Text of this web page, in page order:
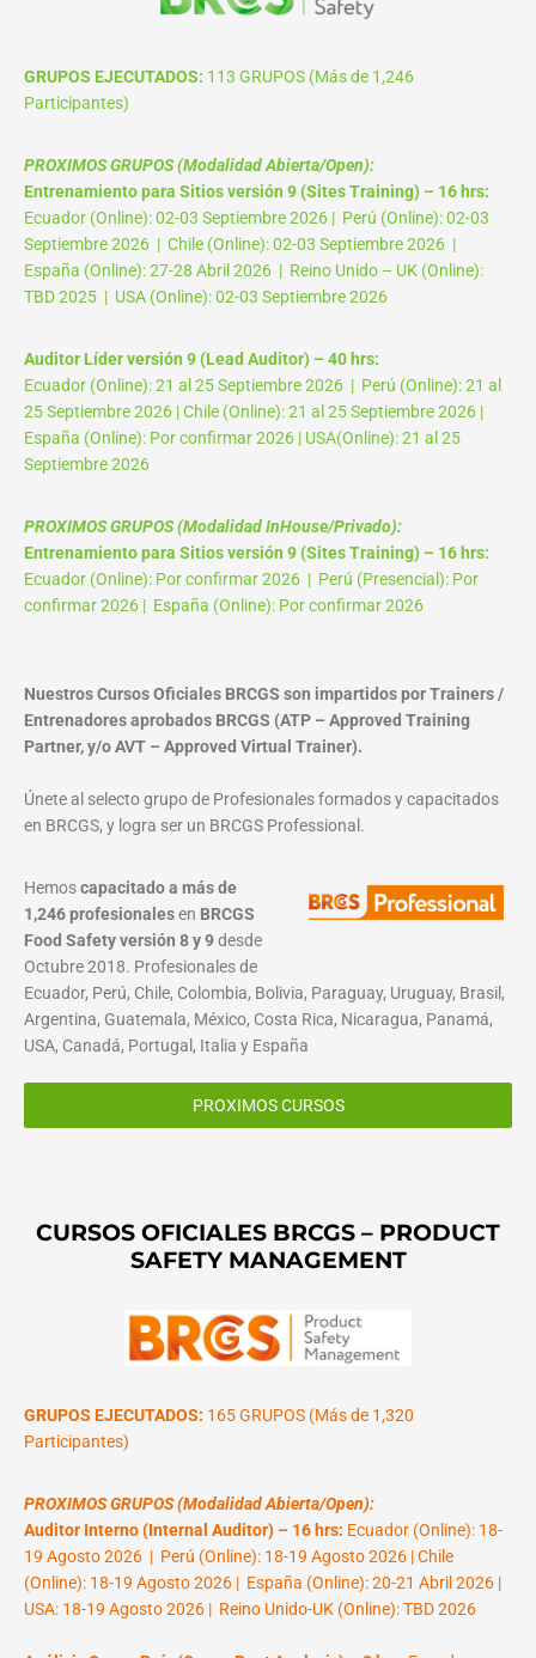
GRUPOS EJECUTADOS: 113 GRUPOS (Más de 1,246
Participantes)
PROXIMOS GRUPOS (Modalidad Abierta/Open):
Entrenamiento para Sitios versión 9 (Sites Training) – 16 hrs:
Ecuador (Online): 02-03 Septiembre 2026 | Perú (Online): 02-03
Septiembre 2026 | Chile (Online): 02-03 Septiembre 2026 |
España (Online): 27-28 Abril 2026 | Reino Unido – UK (Online):
TBD 2025 | USA (Online): 02-03 Septiembre 2026
Auditor Líder versión 9 (Lead Auditor) – 40 hrs:
Ecuador (Online): 21 al 25 Septiembre 2026 | Perú (Online): 21 al
25 Septiembre 2026 | Chile (Online): 21 al 25 Septiembre 2026 |
España (Online): Por confirmar 2026 | USA(Online): 21 al 25
Septiembre 2026
PROXIMOS GRUPOS (Modalidad InHouse/Privado):
Entrenamiento para Sitios versión 9 (Sites Training) – 16 hrs:
Ecuador (Online): Por confirmar 2026 | Perú (Presencial): Por
confirmar 2026 | España (Online): Por confirmar 2026
Nuestros Cursos Oficiales BRCGS son impartidos por Trainers /
Entrenadores aprobados BRCGS (ATP – Approved Training
Partner, y/o AVT – Approved Virtual Trainer).
Únete al selecto grupo de Profesionales formados y capacitados
en BRCGS, y logra ser un BRCGS Professional.
Hemoscapacitado a más de
1,246 profesionalesen BRCGS
Food Safety versión 8 y 9desde
Octubre 2018. Profesionales de
Ecuador, Perú, Chile, Colombia, Bolivia, Paraguay, Uruguay, Brasil,
Argentina, Guatemala, México, Costa Rica, Nicaragua, Panamá,
USA, Canadá, Portugal, Italia y España
PROXIMOS CURSOS
CURSOS OFICIALES BRCGS – PRODUCT
SAFETY MANAGEMENT
GRUPOS EJECUTADOS: 165 GRUPOS (Más de 1,320
Participantes)
PROXIMOS GRUPOS (Modalidad Abierta/Open):
Auditor Interno (Internal Auditor) – 16 hrs: Ecuador (Online): 18-
19 Agosto 2026 | Perú (Online): 18-19 Agosto 2026 | Chile
(Online): 18-19 Agosto 2026 | España (Online): 20-21 Abril 2026 |
USA: 18-19 Agosto 2026 | Reino Unido-UK (Online): TBD 2026